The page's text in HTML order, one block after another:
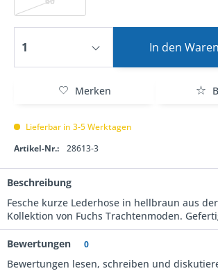
In den
Merken
Lieferbar in 3-5 Werktagen
Artikel-Nr.:
28613-3
Beschreibung
Fesche kurze Lederhose in hellbraun aus
Kollektion von Fuchs Trachtenmoden.
Bewertungen 0
Bewertungen lesen, schreiben und